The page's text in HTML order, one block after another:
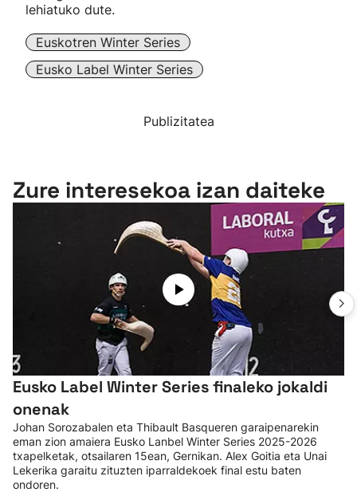
lehiatuko dute.
Euskotren Winter Series
Eusko Label Winter Series
Publizitatea
Zure interesekoa izan daiteke
Eusko Label Winter Series finaleko jokaldi
onenak
Johan Sorozabalen eta Thibault Basqueren garaipenarekin
eman zion amaiera Eusko Lanbel Winter Series 2025-2026
txapelketak, otsailaren 15ean, Gernikan. Alex Goitia eta Unai
Lekerika garaitu zituzten iparraldekoek final estu baten
ondoren.